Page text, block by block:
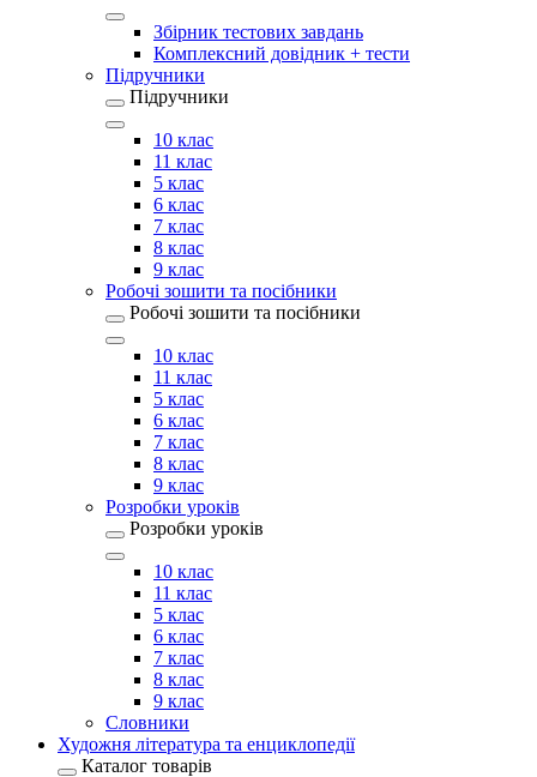
Збірник тестових завдань
Комплексний довідник + тести
Підручники
Підручники
10 клас
11 клас
5 клас
6 клас
7 клас
8 клас
9 клас
Робочі зошити та посібники
Робочі зошити та посібники
10 клас
11 клас
5 клас
6 клас
7 клас
8 клас
9 клас
Розробки уроків
Розробки уроків
10 клас
11 клас
5 клас
6 клас
7 клас
8 клас
9 клас
Словники
Художня література та енциклопедії
Каталог товарів